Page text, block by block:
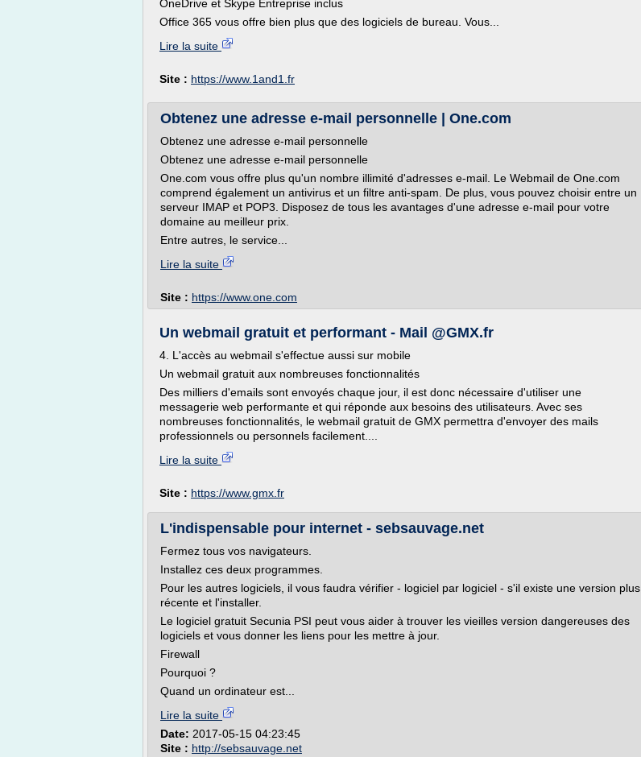
OneDrive et Skype Entreprise inclus
Office 365 vous offre bien plus que des logiciels de bureau. Vous...
Lire la suite
Site : https://www.1and1.fr
Obtenez une adresse e-mail personnelle | One.com
Obtenez une adresse e-mail personnelle
Obtenez une adresse e-mail personnelle
One.com vous offre plus qu'un nombre illimité d'adresses e-mail. Le Webmail de One.com
comprend également un antivirus et un filtre anti-spam. De plus, vous pouvez choisir entre un
serveur IMAP et POP3. Disposez de tous les avantages d'une adresse e-mail pour votre
domaine au meilleur prix.
Entre autres, le service...
Lire la suite
Site : https://www.one.com
Un webmail gratuit et performant - Mail @GMX.fr
4. L'accès au webmail s'effectue aussi sur mobile
Un webmail gratuit aux nombreuses fonctionnalités
Des milliers d'emails sont envoyés chaque jour, il est donc nécessaire d'utiliser une
messagerie web performante et qui réponde aux besoins des utilisateurs. Avec ses
nombreuses fonctionnalités, le webmail gratuit de GMX permettra d'envoyer des mails
professionnels ou personnels facilement....
Lire la suite
Site : https://www.gmx.fr
L'indispensable pour internet - sebsauvage.net
Fermez tous vos navigateurs.
Installez ces deux programmes.
Pour les autres logiciels, il vous faudra vérifier - logiciel par logiciel - s'il existe une version plus
récente et l'installer.
Le logiciel gratuit Secunia PSI peut vous aider à trouver les vieilles version dangereuses des
logiciels et vous donner les liens pour les mettre à jour.
Firewall
Pourquoi ?
Quand un ordinateur est...
Lire la suite
Date: 2017-05-15 04:23:45
Site : http://sebsauvage.net